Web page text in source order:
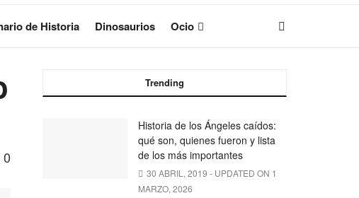
de Historia Dinosaurios Ocio
0
Trending
Historia de los Ángeles caídos:
qué son, quienes fueron y lista
de los más importantes
30 ABRIL, 2019 - UPDATED ON 1
MARZO, 2026